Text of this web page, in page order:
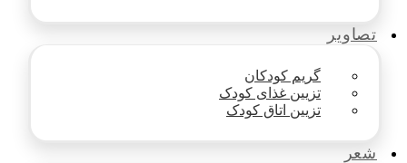
تصاویر
گریم کودکان
تزیین غذای کودک
تزیین اتاق کودک
شعر